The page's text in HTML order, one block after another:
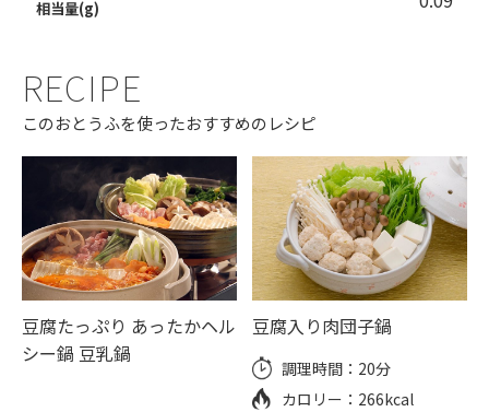
相当量(g)
RECIPE
このおとうふを使ったおすすめのレシピ
豆腐たっぷり あったかヘル
シー鍋 豆乳鍋
豆腐入り肉団子鍋
調理時間： 20分
カロリー： 266kcal